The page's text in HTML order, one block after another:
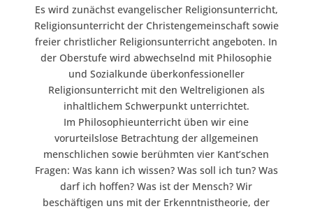
Es wird zunächst evangelischer Religionsunterricht,
Religionsunterricht der Christengemeinschaft sowie
freier christlicher Religionsunterricht angeboten. In
der Oberstufe wird abwechselnd mit Philosophie
und Sozialkunde überkonfessioneller
Religionsunterricht mit den Weltreligionen als
inhaltlichem Schwerpunkt unterrichtet.
Im Philosophieunterricht üben wir eine
vorurteilslose Betrachtung der allgemeinen
menschlichen sowie berühmten vier Kant’schen
Fragen: Was kann ich wissen? Was soll ich tun? Was
darf ich hoffen? Was ist der Mensch? Wir
beschäftigen uns mit der Erkenntnistheorie, der